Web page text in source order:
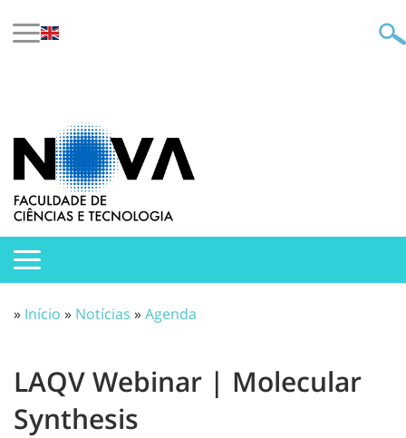
» Início » Notícias »Agenda
LAQV Webinar | Molecular
Synthesis